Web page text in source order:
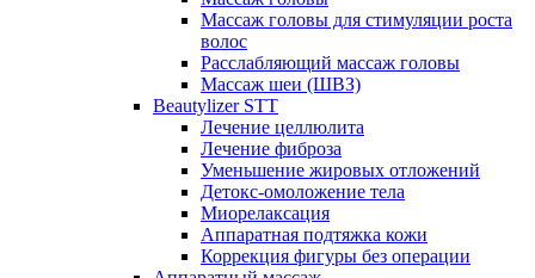
Массаж головы для стимуляции роста
волос
Расслабляющий массаж головы
Массаж шеи (ШВЗ)
Beautylizer STT
Лечение целлюлита
Лечение фиброза
Уменьшение жировых отложений
Детокс-омоложение тела
Миорелаксация
Аппаратная подтяжка кожи
Коррекция фигуры без операции